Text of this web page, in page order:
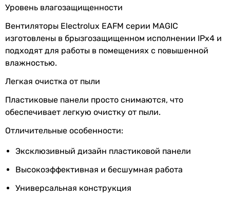
2400 об/мин
2200 об/мин
2300 об/мин
2300 об/мин
Потребляемая мощность
15 Вт
14 Вт
14 Вт
14 Вт
10.7 Вт
8 Вт
14 Вт
Диаметр 100 мм
Глубина
патрубка
74 мм
передней
панели
передней
панели
Глубина
21 мм
Уровень влагозащищенности
Вентиляторы Electrolux EAFM серии MAGIC
изготовлены в брызгозащищенном исполнении IPx4 и
подходят для работы в помещениях с повышенной
влажностью.
Легкая очистка от пыли
Пластиковые панели просто снимаются, что
обеспечивает легкую очистку от пыли.
Отличительные особенности:
Эксклюзивный дизайн пластиковой панели
Высокоэффективная и бесшумная работа
Универсальная конструкция